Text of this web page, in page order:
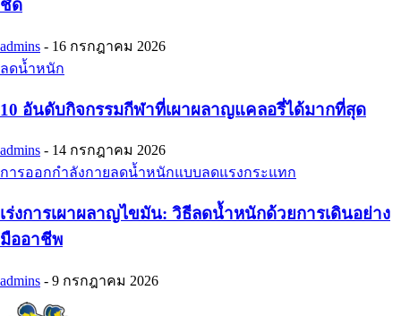
ชัด
admins - 16 กรกฎาคม 2026
ลดน้ำหนัก
10 อันดับกิจกรรมกีฬาที่เผาผลาญแคลอรี่ได้มากที่สุด
admins - 14 กรกฎาคม 2026
การออกกำลังกายลดน้ำหนักแบบลดแรงกระแทก
เร่งการเผาผลาญไขมัน: วิธีลดน้ำหนักด้วยการเดินอย่าง
มืออาชีพ
admins - 9 กรกฎาคม 2026